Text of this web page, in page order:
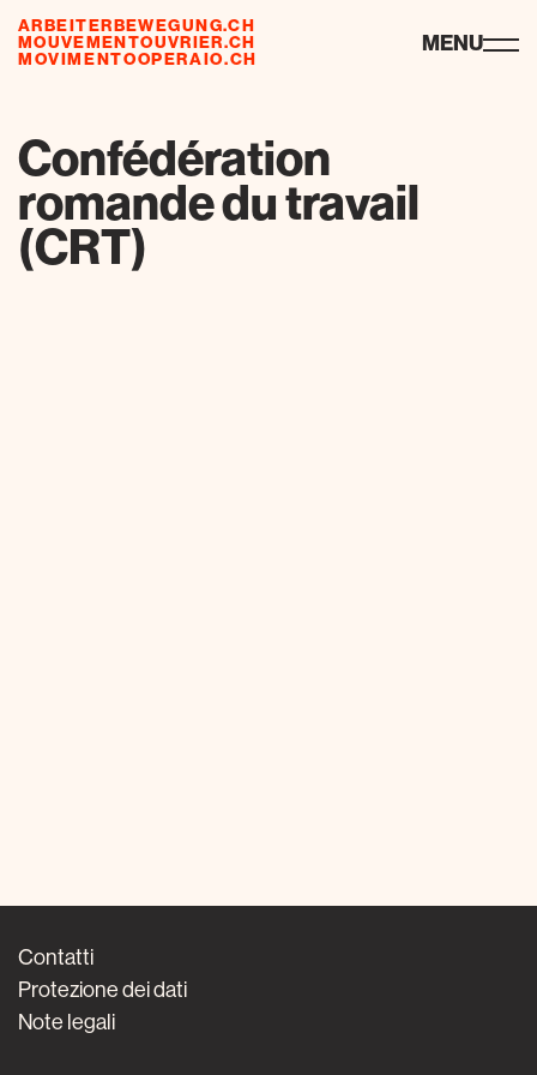
ARBEITERBEWEGUNG.CH
MOUVEMENTOUVRIER.CH
MOVIMENTOOPERAIO.CH
risorse MENU
Confédération
romande du travail
(CRT)
Contatti
Protezione dei dati
Note legali